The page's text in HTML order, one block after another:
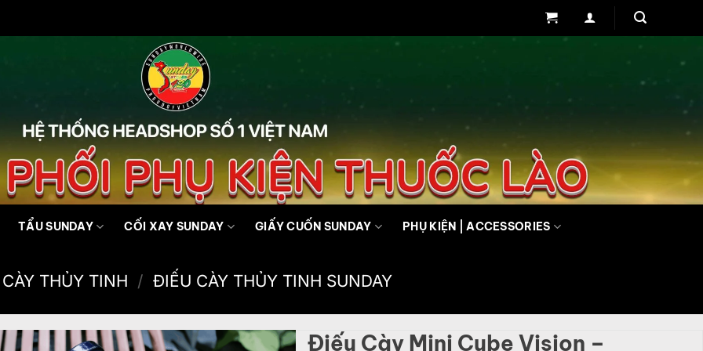
TẨU SUNDAY CỐI XAY SUNDAY GIẤY CUỐN SUNDAY PHỤ KIỆN | ACCESSORIES
THỦY TINH / ĐIẾU CÀY THỦY TINH SUNDAY
Điếu Cày Mini Cube Vision –